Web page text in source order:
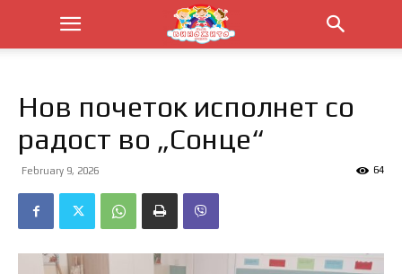
Нов почеток исполнет со
радост во „Сонце“
February 9, 2026 64